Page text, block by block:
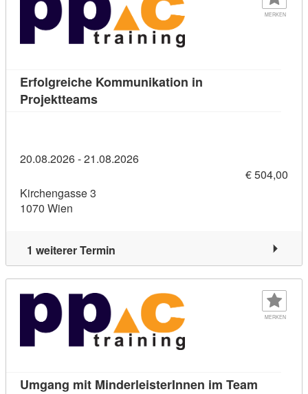
MERKEN
Erfolgreiche Kommunikation in
ProjektteamsKursdetail: Erfolgreiche
20.08.2026 - 21.08.2026
€ 504,00
Kirchengasse 3
1070 Wien
1 weiterer Termin
MERKEN
Umgang mit MinderleisterInnen im Team